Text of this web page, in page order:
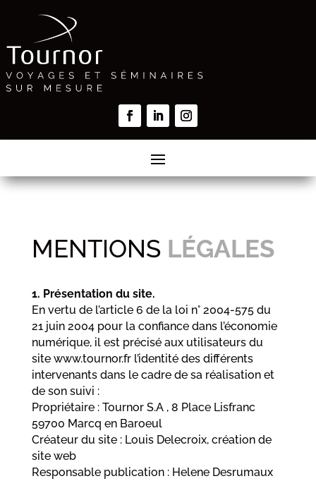
MENTIONS LÉGALES
1. Présentation du site.
En vertu de l’article 6 de la loi n° 2004-575 du
21 juin 2004 pour la confiance dans l’économie
numérique, il est précisé aux utilisateurs du
site www.tournor.fr l’identité des différents
intervenants dans le cadre de sa réalisation et
de son suivi :
Propriétaire : Tournor S.A , 8 Place Lisfranc
59700 Marcq en Baroeul
Créateur du site : Louis Delecroix, création de
site web
Responsable publication : Helene Desrumaux